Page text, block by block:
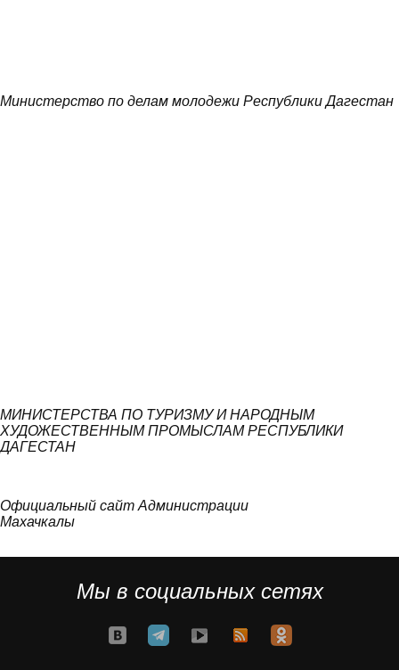
Министерство по делам молодежи Республики Дагестан
МИНИСТЕРСТВА ПО ТУРИЗМУ И НАРОДНЫМ
ХУДОЖЕСТВЕННЫМ ПРОМЫСЛАМ РЕСПУБЛИКИ
ДАГЕСТАН
Официальный сайт Администрации
Махачкалы
Мы в социальных сетях